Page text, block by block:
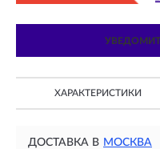
ХАРАКТЕРИСТИКИ
ДОСТАВКА В МОСКВА